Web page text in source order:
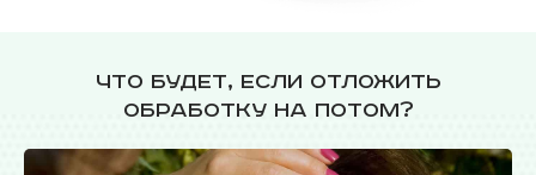
Что будет, если отложить
обработку на потом?